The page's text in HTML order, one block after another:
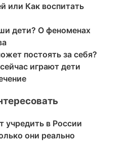
или Как воспитать
дети? О феноменах
постоять за себя?
играют дети
учредить в России
они реально